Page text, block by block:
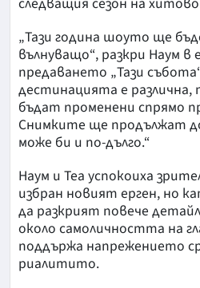
„Тази година шоуто ще
вълнуващо“, разкри Наум в
предаването „Тази
дестинацията е
бъдат променени спрямо
Снимките ще продължат
може би и по-дълго.“
Наум и Теа успокоиха
избран новият ерген, но
да разкрият повече
около самоличността на
поддържа напрежението
риалитито.